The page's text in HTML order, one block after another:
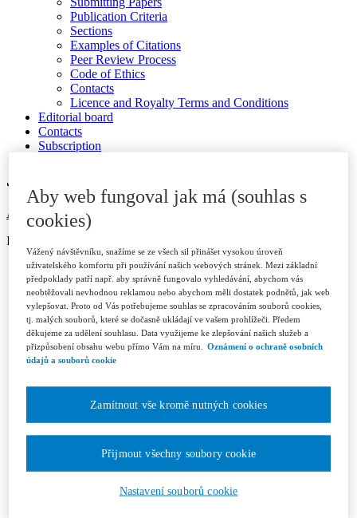
Publication Criteria
Sections
Examples of Citations
Peer Review Process
Code of Ethics
Contacts
Licence and Royalty Terms and Conditions
Editorial board
Contacts
Subscription
JOURNAL ARCHIVE
Available in ASPI
ISSN 1802-3843 (print)
Year 2026
Issue 1/2026
Issue 2/2026
Issue 3/2026
Year 2025
Issue 1/2025
Issue 2/2025
Issue 1/2024
Issue 2/2024
Issue 3/2024
Issue 4/2024
Issue 6/2024
Aby web fungoval jak má (souhlas s
cookies)
Vážený návštěvníku, snažíme se ze všech sil přinášet vysokou úroveň
uživatelského komfortu při používání našich webových stránek. Mezi základní
předpoklady patří např. aby správně fungovalo vyhledávání, abychom vás
neobtěžovali nevhodnou reklamou nebo abychom měli dostatek podnětů, jak web
vylepšovat. Proto od Vás potřebujeme souhlas se zpracováním souborů cookies,
tj. malých souborů, které se dočasně ukládají ve vašem prohlížeči. Předem
děkujeme za udělení souhlasu. Data využijeme ke zlepšování našich služeb a
přizpůsobení obsahu webu přímo Vám na míru.
Oznámení o ochraně osobních
údajů a souborů cookie
Nastavení souborů cookie
Zamítnout vše kromě nutných cookies
Přijmout všechny soubory cookie